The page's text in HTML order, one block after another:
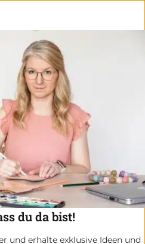
du da bist!
und erhalte exklusive Ideen und